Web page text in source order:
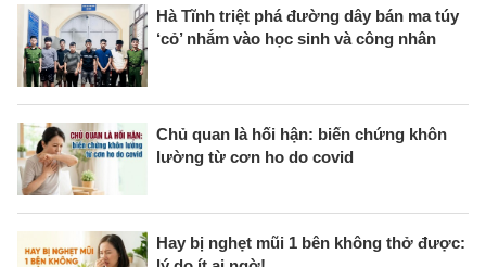
Hà Tĩnh triệt phá đường dây bán ma túy
‘cỏ’ nhắm vào học sinh và công nhân
Chủ quan là hối hận: biến chứng khôn
lường từ cơn ho do covid
Hay bị nghẹt mũi 1 bên không thở được: